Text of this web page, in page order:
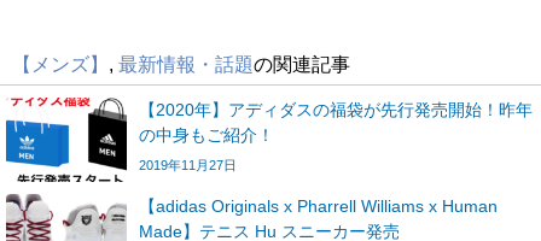
【メンズ】 最新情報・話題の関連記事
【2020年】アディダスの福袋が先行発売開始！昨年
の中身もご紹介！
2019年11月27日
【adidas Originals x Pharrell Williams x Human
Made】テニス Hu スニーカー発売